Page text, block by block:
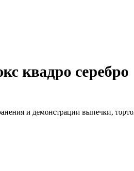
квадро серебро
и демонстрации выпечки,